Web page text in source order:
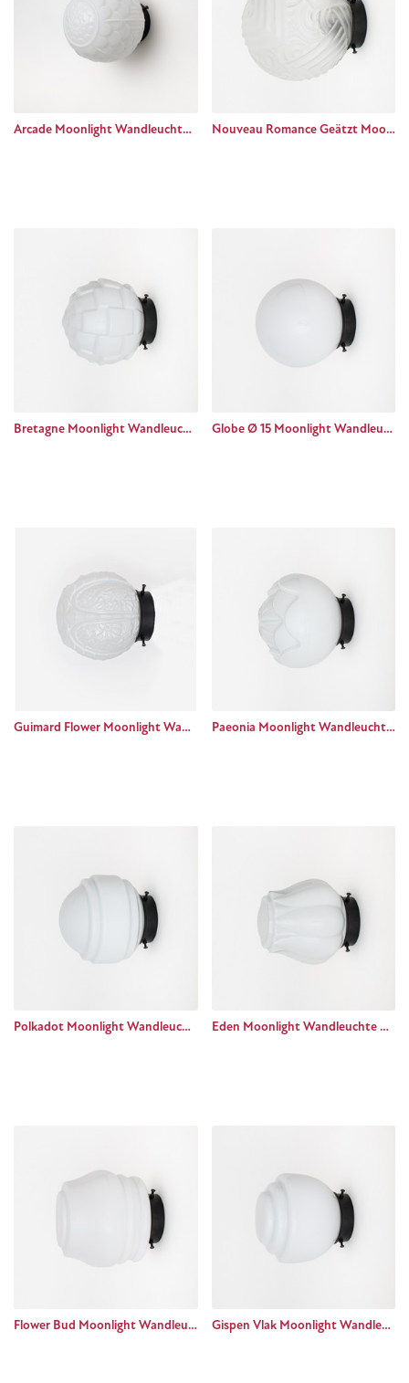
Arcade Moonlight Wandleuchte Basic black Nouveau Romance Geätzt Moonlight Wandleuchte Basic black
Bretagne Moonlight Wandleuchte Basic black Globe Ø 15 Moonlight Wandleuchte Basic black
Guimard Flower Moonlight Wandleuchte Basic black Paeonia Moonlight Wandleuchte Basic black
Polkadot Moonlight Wandleuchte Basic black Eden Moonlight Wandleuchte Basic black
Flower Bud Moonlight Wandleuchte Basic black Gispen Vlak Moonlight Wandleuchte Basic black